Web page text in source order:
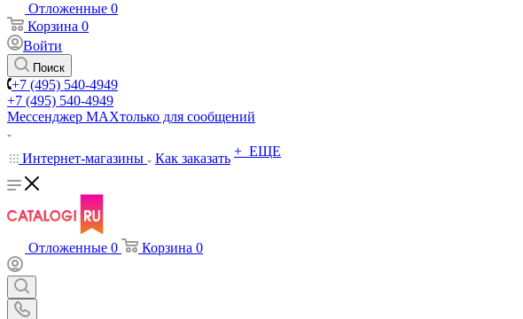
Отложенные 0
Корзина 0
Войти
Поиск
+7 (495) 540-4949
+7 (495) 540-4949
Мессенджер МАХтолько для сообщений
Интернет-магазины Как заказать + ЕЩЕ
Отложенные 0 Корзина 0